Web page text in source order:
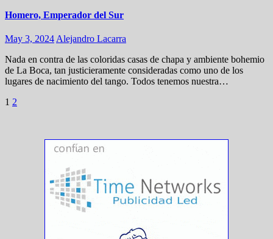
Homero, Emperador del Sur
May 3, 2024 Alejandro Lacarra
Nada en contra de las coloridas casas de chapa y ambiente bohemio
de La Boca, tan justicieramente consideradas como uno de los
lugares de nacimiento del tango. Todos tenemos nuestra…
Navegación
entradas
1 2